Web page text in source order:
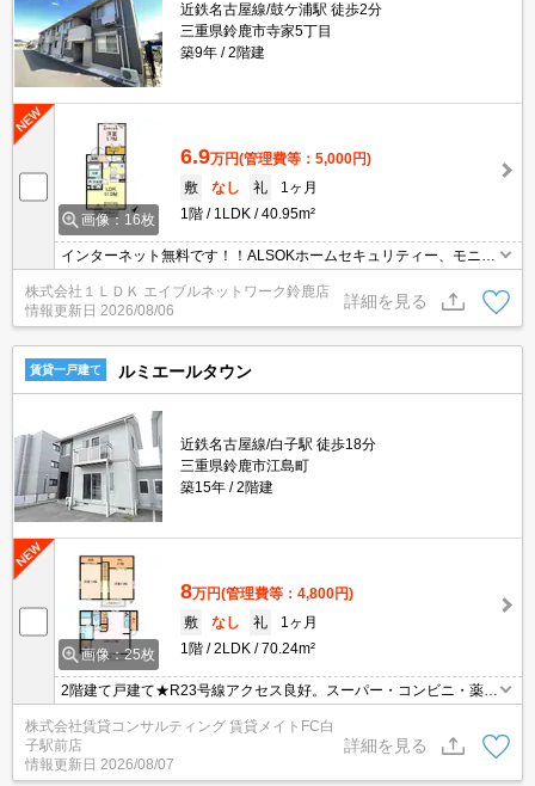
近鉄名古屋線/鼓ケ浦駅 徒歩2分
三重県鈴鹿市寺家5丁目
築9年
2階建
画像：16枚
6.9万円(管理費等：5,000円)
敷
なし 礼
1ヶ月
1階
1LDK 40.95m²
インターネット無料です！！ALSOKホームセキュリティー、モニタ
一坪風呂やシステムキッチンも装備！！
株式会社１ＬＤＫ エイブルネットワーク鈴鹿店
情報更新日 2026/08/06
詳細を見る
賃貸一戸建て ルミエールタウン
近鉄名古屋線/白子駅 徒歩18分
三重県鈴鹿市江島町
築15年
2階建
画像：25枚
8万円(管理費等：4,800円)
敷
なし 礼
1ヶ月
1階
2LDK 70.24m²
2階建て戸建て★R23号線アクセス良好。スーパー・コンビニ・薬局
株式会社賃貸コンサルティング 賃貸メイトFC白
子駅前店
情報更新日 2026/08/07
詳細を見る